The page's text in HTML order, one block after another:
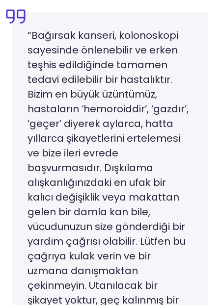
“Bağırsak kanseri, kolonoskopi
sayesinde önlenebilir ve erken
teşhis edildiğinde tamamen
tedavi edilebilir bir hastalıktır.
Bizim en büyük üzüntümüz,
hastaların ‘hemoroiddir’, ‘gazdır’,
‘geçer’ diyerek aylarca, hatta
yıllarca şikayetlerini ertelemesi
ve bize ileri evrede
başvurmasıdır. Dışkılama
alışkanlığınızdaki en ufak bir
kalıcı değişiklik veya makattan
gelen bir damla kan bile,
vücudunuzun size gönderdiği bir
yardım çağrısı olabilir. Lütfen bu
çağrıya kulak verin ve bir
uzmana danışmaktan
çekinmeyin. Utanılacak bir
şikayet yoktur, geç kalınmış bir